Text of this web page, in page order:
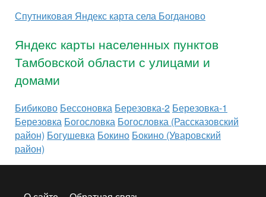
Спутниковая Яндекс карта села Богданово
Яндекс карты населенных пунктов
Тамбовской области с улицами и
домами
Бибиково Бессоновка Березовка-2 Березовка-1
Березовка Богословка Богословка (Рассказовский
район) Богушевка Бокино Бокино (Уваровский
район)